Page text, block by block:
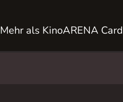
Mehr als KinoARENA Card